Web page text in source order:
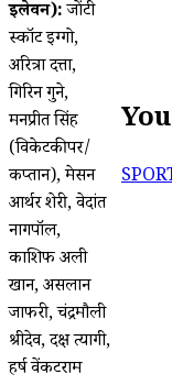
इलेवन):जोंटी
स्कॉट इग्गो,
अरित्रा दत्ता,
गिरिन गुने,
मनप्रीत सिंह
(विकेटकीपर/
कप्तान), मेसन
आर्थर शेरी, वेदांत
नागपॉल,
काशिफ अली
खान, असलान
जाफरी, चंद्रमौली
श्रीदेव, दक्ष त्यागी,
हर्ष वेंकटराम